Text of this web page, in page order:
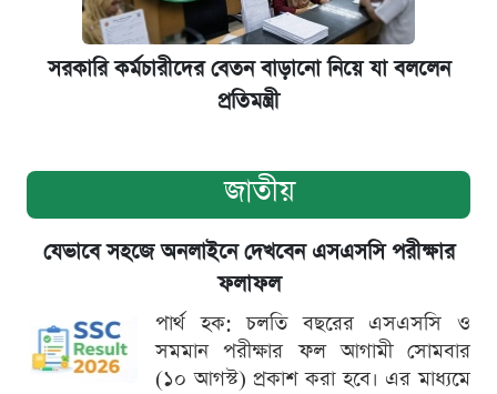
সরকারি কর্মচারীদের বেতন বাড়ানো নিয়ে যা বললেন
প্রতিমন্ত্রী
জাতীয়
যেভাবে সহজে অনলাইনে দেখবেন এসএসসি পরীক্ষার
ফলাফল
পার্থ হক: চলতি বছরের এসএসসি ও
সমমান পরীক্ষার ফল আগামী সোমবার
(১০ আগস্ট) প্রকাশ করা হবে। এর মাধ্যমে